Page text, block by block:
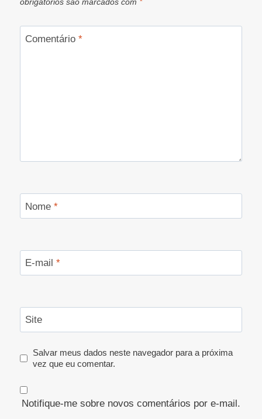
obrigatórios são marcados com *
Comentário *
Nome *
E-mail *
Site
Salvar meus dados neste navegador para a próxima
vez que eu comentar.
Notifique-me sobre novos comentários por e-mail.